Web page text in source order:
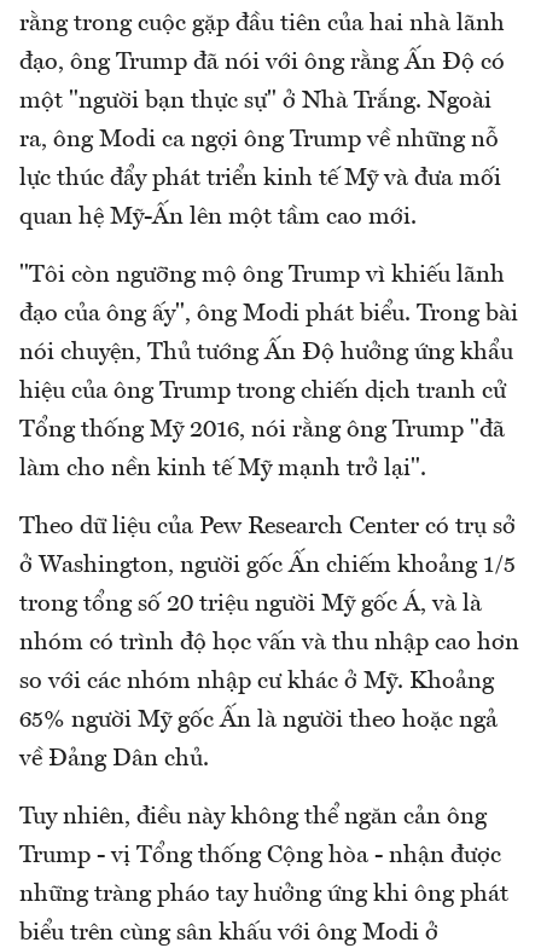
rằng trong cuộc gặp đầu tiên của hai nhà lãnh
đạo, ông Trump đã nói với ông rằng Ấn Độ có
một "người bạn thực sự" ở Nhà Trắng. Ngoài
ra, ông Modi ca ngợi ông Trump về những nỗ
lực thúc đẩy phát triển kinh tế Mỹ và đưa mối
quan hệ Mỹ-Ấn lên một tầm cao mới.
"Tôi còn ngưỡng mộ ông Trump vì khiếu lãnh
đạo của ông ấy", ông Modi phát biểu. Trong bài
nói chuyện, Thủ tướng Ấn Độ hưởng ứng khẩu
hiệu của ông Trump trong chiến dịch tranh cử
Tổng thống Mỹ 2016, nói rằng ông Trump "đã
làm cho nền kinh tế Mỹ mạnh trở lại".
Theo dữ liệu của Pew Research Center có trụ sở
ở Washington, người gốc Ấn chiếm khoảng 1/5
trong tổng số 20 triệu người Mỹ gốc Á, và là
nhóm có trình độ học vấn và thu nhập cao hơn
so với các nhóm nhập cư khác ở Mỹ. Khoảng
65% người Mỹ gốc Ấn là người theo hoặc ngả
về Đảng Dân chủ.
Tuy nhiên, điều này không thể ngăn cản ông
Trump - vị Tổng thống Cộng hòa - nhận được
những tràng pháo tay hưởng ứng khi ông phát
biểu trên cùng sân khấu với ông Modi ở